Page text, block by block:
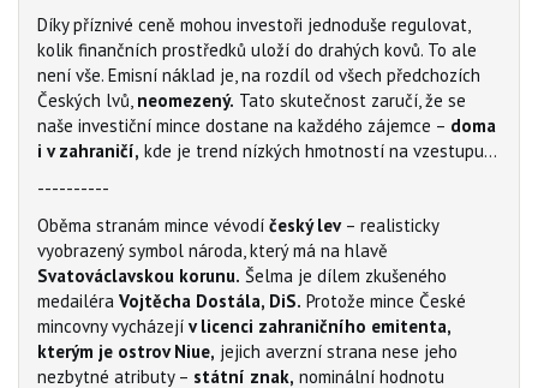
Díky příznivé ceně mohou investoři jednoduše regulovat,
kolik finančních prostředků uloží do drahých kovů. To ale
není vše. Emisní náklad je, na rozdíl od všech předchozích
Českých lvů, neomezený. Tato skutečnost zaručí, že se
naše investiční mince dostane na každého zájemce – doma
i v zahraničí, kde je trend nízkých hmotností na vzestupu…
----------
Oběma stranám mince vévodí český lev– realisticky
vyobrazený symbol národa, který má na hlavě
Svatováclavskou korunu. Šelma je dílem zkušeného
medailéra Vojtěcha Dostála, DiS. Protože mince České
mincovny vycházejí v licenci zahraničního emitenta,
kterým je ostrov Niue, jejich averzní strana nese jeho
nezbytné atributy – státní znak, nominální hodnotu